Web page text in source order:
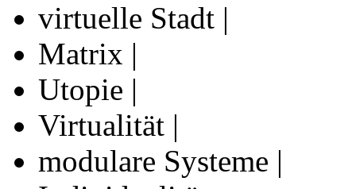
virtuelle Stadt |
Matrix |
Utopie |
Virtualität |
modulare Systeme |